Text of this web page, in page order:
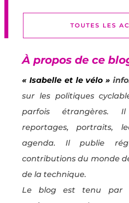
TOUTES LES
À propos de ce
« Isabelle et le vélo »
sur les politiques
parfois étrangères.
reportages, portraits,
agenda. Il publie
contributions du monde
de la technique.
Le blog est tenu par